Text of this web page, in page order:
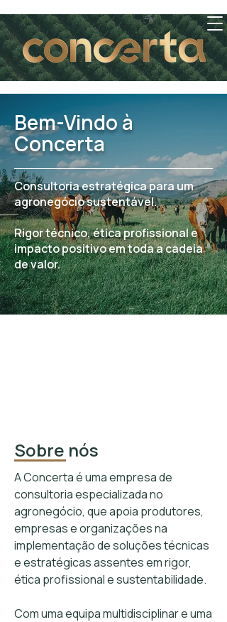
Bem-Vindo à
Concerta
Consultoria estratégica para um
agronegócio sustentável.
Rigor técnico, ética profissional e
impacto positivo em toda a cadeia
de valor.
Sobre nós
A Concerta é uma empresa de
consultoria especializada no
agronegócio, que apoia produtores,
empresas e organizações na
implementação de soluções técnicas
e estratégicas assentes em rigor,
ética profissional e sustentabilidade.
Com uma equipa multidisciplinar e uma